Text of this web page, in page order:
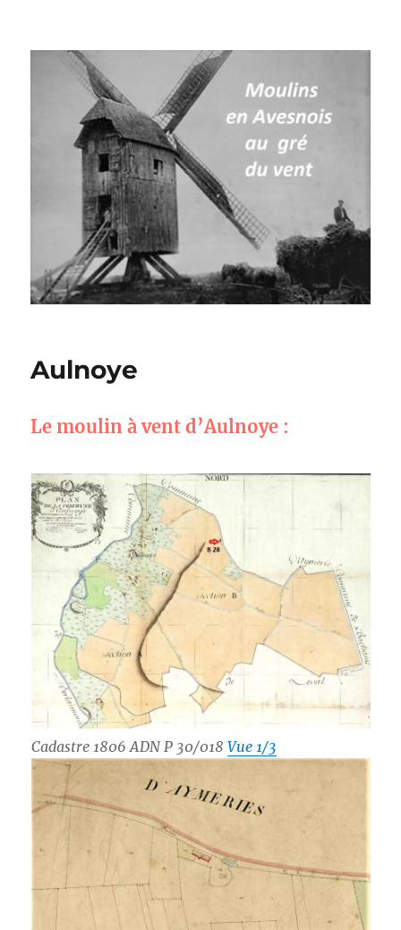
Moulins à vent en Avesnois
Aulnoye
Le moulin à vent d’Aulnoye :
Cadastre 1806 ADN P 30/018 Vue 1/3